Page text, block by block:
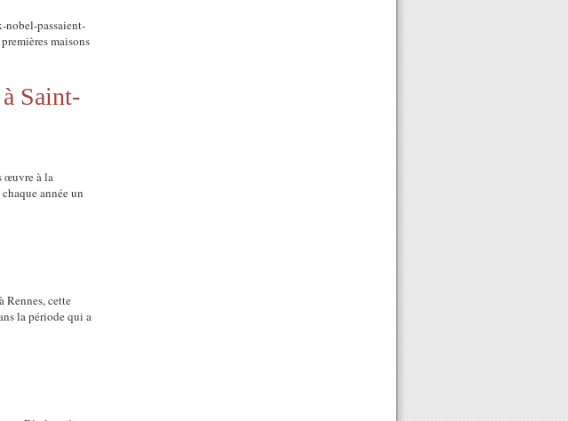
passaient-
maisons
Saint-
œuvre à la
année un
Rennes, cette
la période qui a